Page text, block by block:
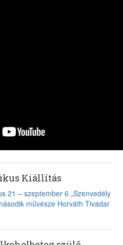
Kiállítás
21 – szeptember 6 „Szenvedély
művésze Horváth Tivadar